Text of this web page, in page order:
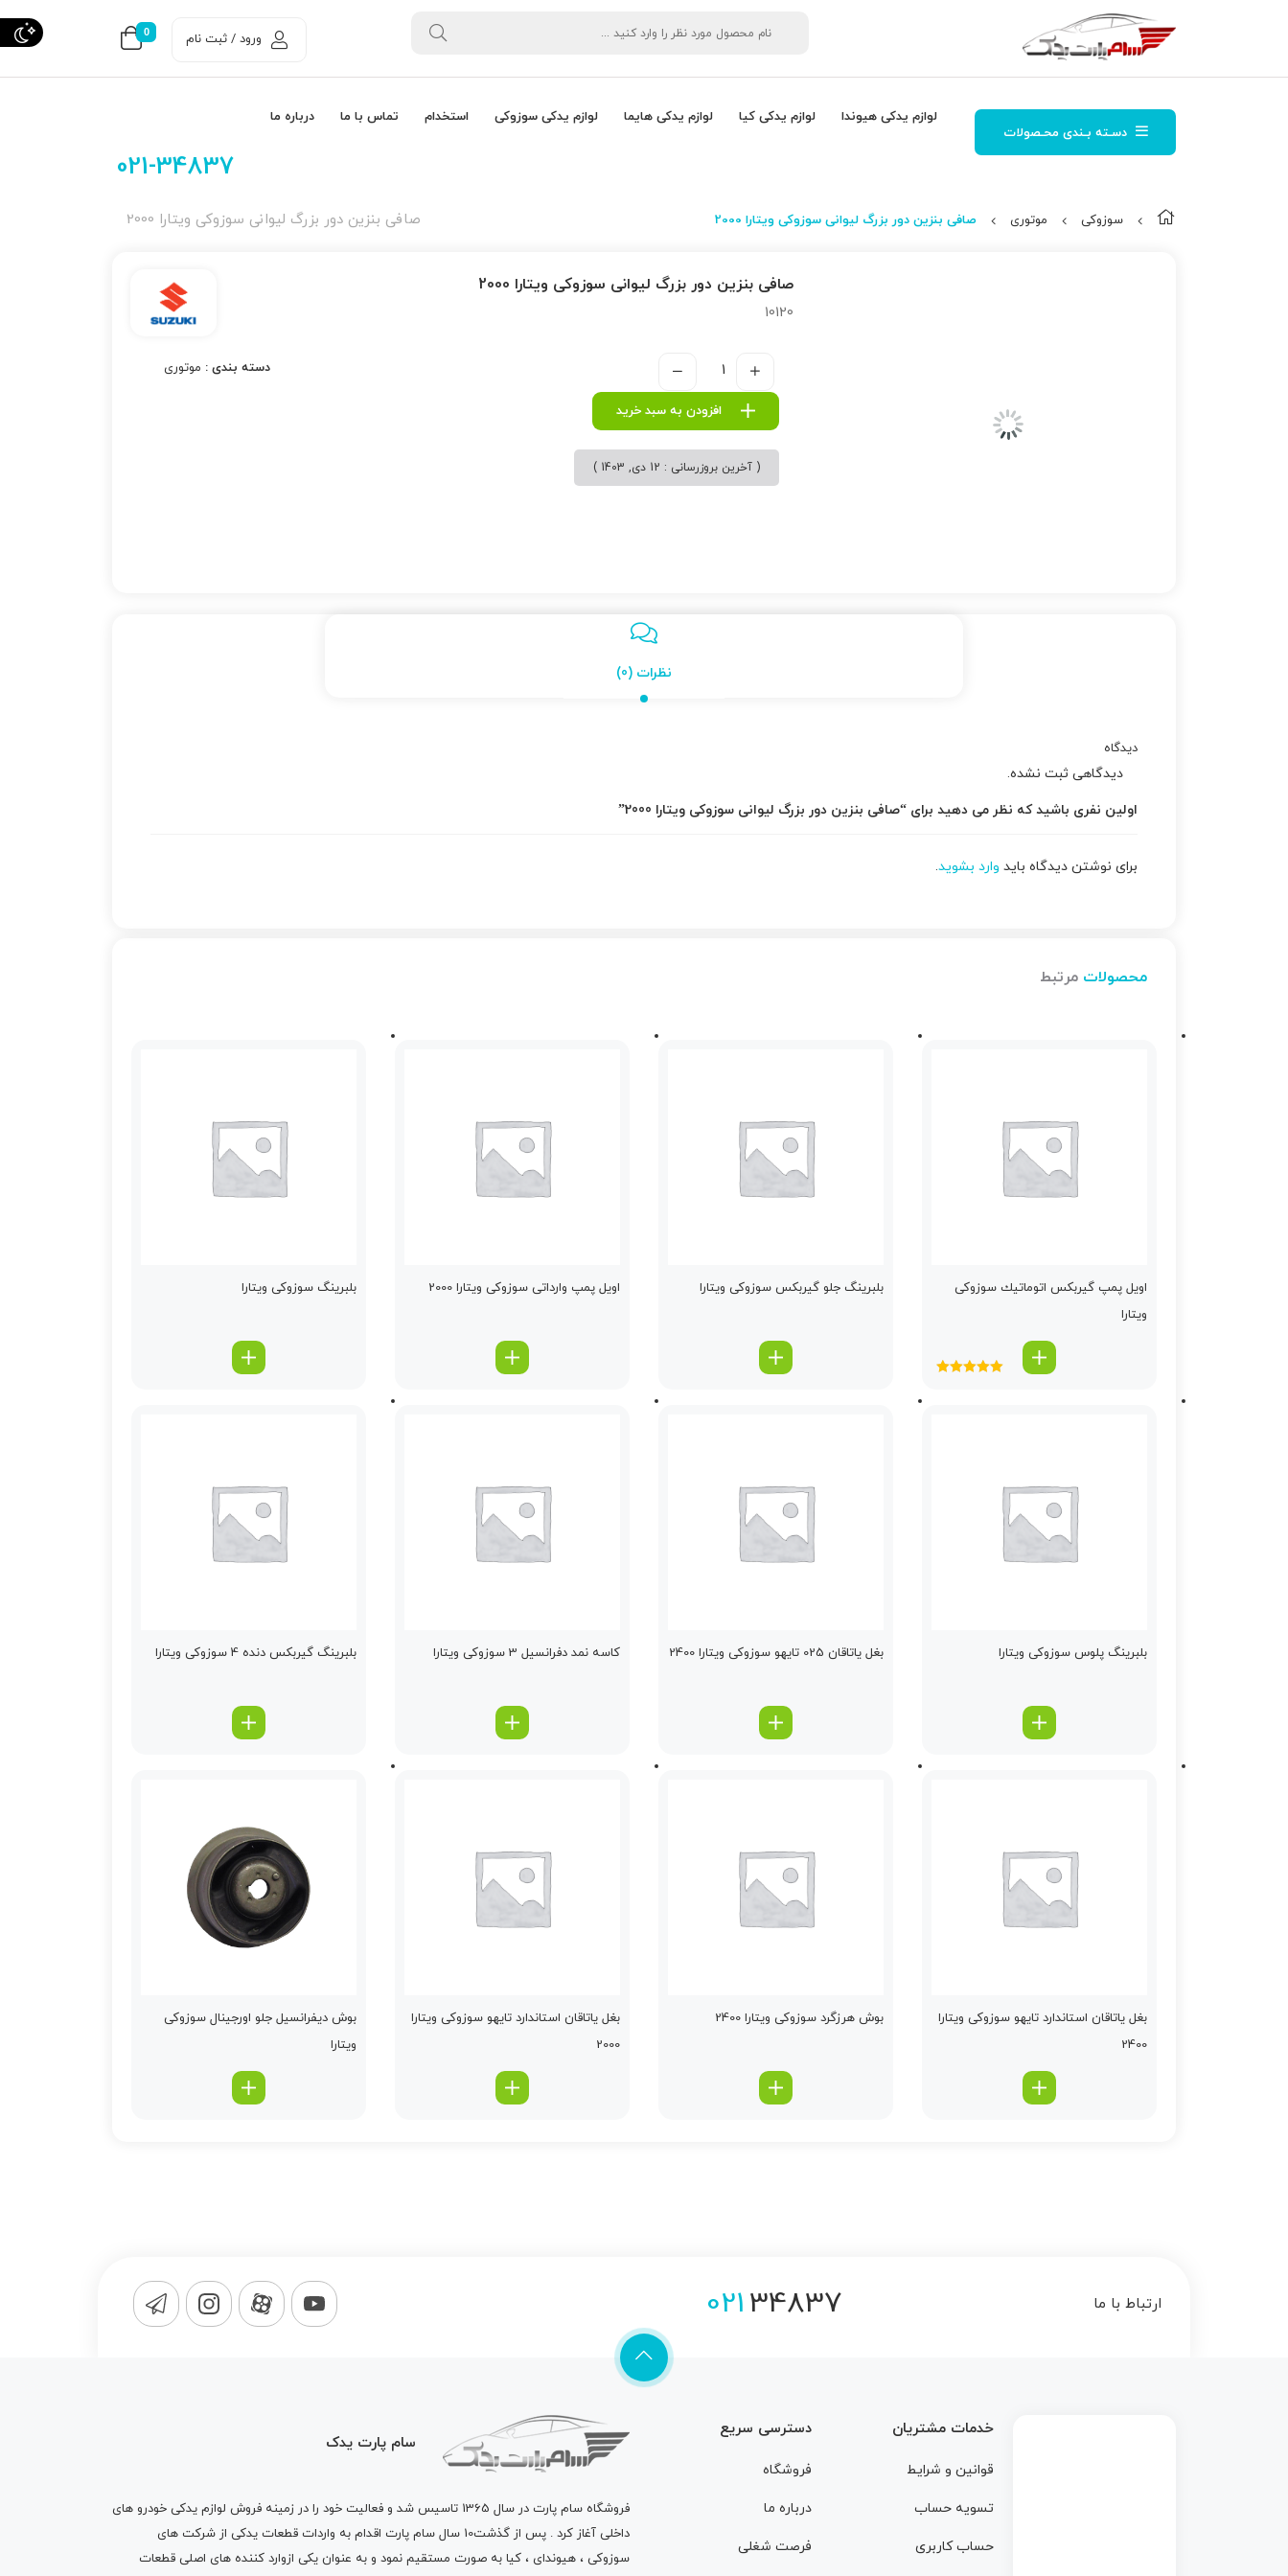
0 ورود / ثبت نام
دسـته بـندی محـصولات
لوازم یدکی هیوندا لوازم یدکی کیا لوازم یدکی هایما لوازم یدکی سوزوکی استخدام تماس با ما درباره ما
021-34837
صافی بنزین دور بزرگ لیوانی سوزوکی ویتارا 2000 سوزوکی موتوری صافی بنزین دور بزرگ لیوانی سوزوکی ویتارا 2000
صافی بنزین دور بزرگ لیوانی سوزوکی ویتارا 2000
10120
افزودن به سبد خرید
( آخرین بروزرسانی : 12 دی, 1403 )
دسته بندی : موتوری
نظرات (0)
دیدگاه
دیدگاهی ثبت نشده.
اولین نفری باشید که نظر می دهید برای “صافی بنزین دور بزرگ لیوانی سوزوکی ویتارا 2000”
برای نوشتن دیدگاه باید وارد بشوید.
محصولات مرتبط
اویل پمپ گیربكس اتوماتیك سوزوکی
ویتارا
بلبرینگ جلو گیربكس سوزوکی ویتارا اویل پمپ وارداتی سوزوکی ویتارا 2000 بلبرینگ سوزوکی ویتارا
بلبرینگ پلوس سوزوکی ویتارا بغل یاتاقان 025 تایهو سوزوکی ویتارا 2400 كاسه نمد دفرانسیل 3 سوزوکی ویتارا بلبرینگ گیربكس دنده 4 سوزوکی ویتارا
بغل یاتاقان استاندارد تایهو سوزوکی ویتارا
2400
بوش هرزگرد سوزوکی ویتارا 2400
بغل یاتاقان استاندارد تایهو سوزوکی ویتارا
2000
بوش دیفرانسیل جلو اورجینال سوزوکی
ویتارا
ارتباط با ما 02134837
خدمات مشتریان
قوانین و شرایط
تسویه حساب
حساب کاربری
دسترسی سریع
فروشگاه
درباره ما
فرصت شغلی
سام پارت یدک
فروشگاه سام پارت
در سال 1365 تاسیس شد و فعالیت خود را در زمینه فروش لوازم یدکی خودرو های
داخلی آغاز کرد . پس از گذشت10 سال سام پارت اقدام به واردات قطعات یدکی از شرکت های
سوزوکی ، هیوندای ، کیا به صورت مستقیم نمود و به عنوان یکی ازوارد کننده های اصلی قطعات